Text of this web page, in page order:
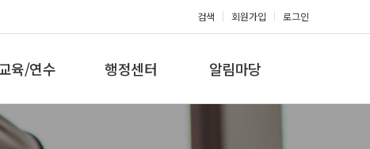
검색 회원가입 로그인
육/연수
기 지도자과정
행정센터 알림마당